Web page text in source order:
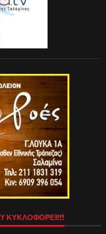
ΚΥΚΛΟΦΟΡΕΙ!!!